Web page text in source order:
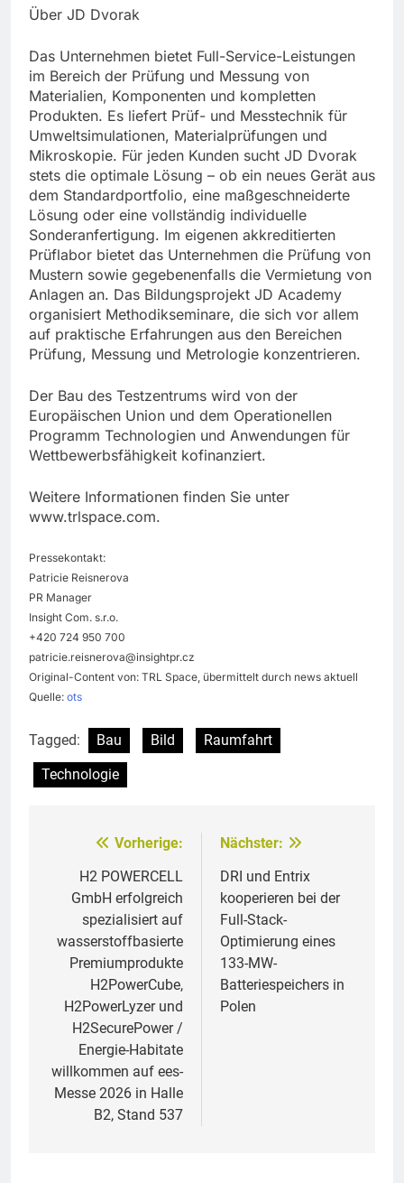
Über JD Dvorak
Das Unternehmen bietet Full-Service-Leistungen
im Bereich der Prüfung und Messung von
Materialien, Komponenten und kompletten
Produkten. Es liefert Prüf- und Messtechnik für
Umweltsimulationen, Materialprüfungen und
Mikroskopie. Für jeden Kunden sucht JD Dvorak
stets die optimale Lösung – ob ein neues Gerät aus
dem Standardportfolio, eine maßgeschneiderte
Lösung oder eine vollständig individuelle
Sonderanfertigung. Im eigenen akkreditierten
Prüflabor bietet das Unternehmen die Prüfung von
Mustern sowie gegebenenfalls die Vermietung von
Anlagen an. Das Bildungsprojekt JD Academy
organisiert Methodikseminare, die sich vor allem
auf praktische Erfahrungen aus den Bereichen
Prüfung, Messung und Metrologie konzentrieren.
Der Bau des Testzentrums wird von der
Europäischen Union und dem Operationellen
Programm Technologien und Anwendungen für
Wettbewerbsfähigkeit kofinanziert.
Weitere Informationen finden Sie unter
www.trlspace.com.
Pressekontakt:
Patricie Reisnerova
PR Manager
Insight Com. s.r.o.
+420 724 950 700
patricie.reisnerova@insightpr.cz
Original-Content von: TRL Space, übermittelt durch news aktuell
Quelle: ots
Tagged: Bau Bild
Raumfahrt
Technologie
Beitragsnavigation
Vorherige:
H2 POWERCELL
GmbH erfolgreich
spezialisiert auf
wasserstoffbasierte
Premiumprodukte
H2PowerCube,
H2PowerLyzer und
H2SecurePower /
Energie-Habitate
willkommen auf ees-
Messe 2026 in Halle
B2, Stand 537
Nächster:
DRI und Entrix
kooperieren bei der
Full-Stack-
Optimierung eines
133-MW-
Batteriespeichers in
Polen